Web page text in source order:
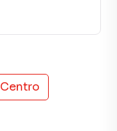
Centro